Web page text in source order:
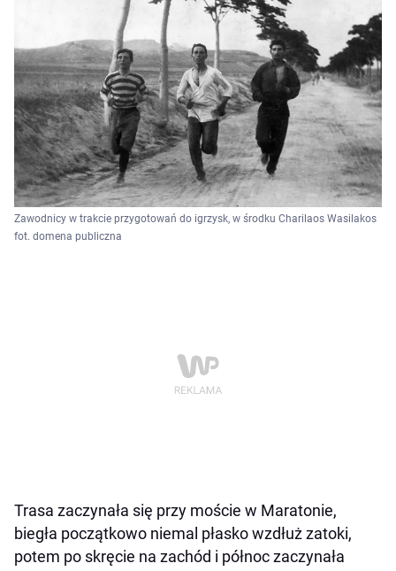
Zawodnicy w trakcie przygotowań do igrzysk, w środku Charilaos Wasilakos
fot. domena publiczna
Trasa zaczynała się przy moście w Maratonie,
biegła początkowo niemal płasko wzdłuż zatoki,
potem po skręcie na zachód i północ zaczynała